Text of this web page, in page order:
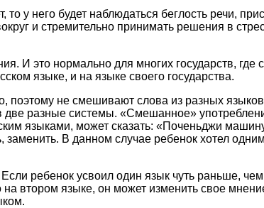
то у него будет наблюдаться беглость речи,
и стремительно принимать решения в
И это нормально для многих государств,
языке, и на языке своего государства.
поэтому не смешивают слова из разных
разные системы. «Смешанное»
языками, может сказать: «Поченьджи
заменить. В данном случае ребенок хотел
ребенок усвоил один язык чуть раньше,
на втором языке, он может изменить свое